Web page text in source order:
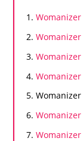
Womanizer
Womanizer
Womanizer
Womanizer
Womanizer
Womanizer
Womanizer